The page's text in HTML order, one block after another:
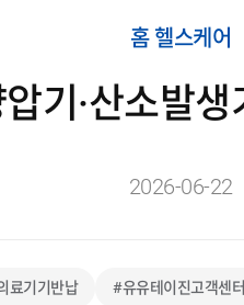
홈 헬스케어
기·산소발
2026-06-22
료기기반납 #유유테이진고객센터